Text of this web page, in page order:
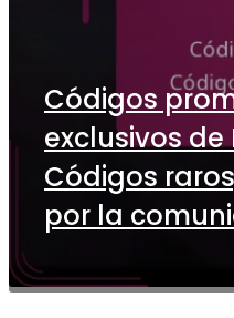
Códigos
exclusivos de
Códigos
por la